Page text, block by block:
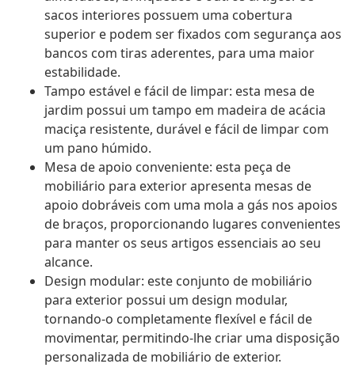
sacos interiores possuem uma cobertura
superior e podem ser fixados com segurança aos
bancos com tiras aderentes, para uma maior
estabilidade.
Tampo estável e fácil de limpar: esta mesa de
jardim possui um tampo em madeira de acácia
maciça resistente, durável e fácil de limpar com
um pano húmido.
Mesa de apoio conveniente: esta peça de
mobiliário para exterior apresenta mesas de
apoio dobráveis com uma mola a gás nos apoios
de braços, proporcionando lugares convenientes
para manter os seus artigos essenciais ao seu
alcance.
Design modular: este conjunto de mobiliário
para exterior possui um design modular,
tornando-o completamente flexível e fácil de
movimentar, permitindo-lhe criar uma disposição
personalizada de mobiliário de exterior.